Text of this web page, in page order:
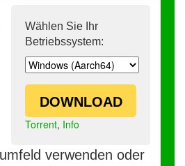
Wählen Sie Ihr
Betriebssystem:
DOWNLOAD
Torrent, Info
verwenden oder